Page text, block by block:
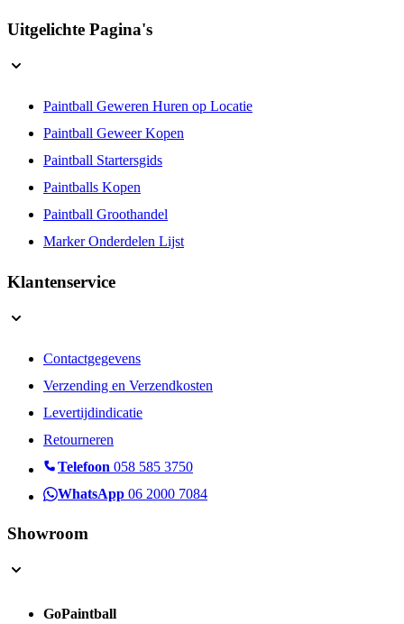
Uitgelichte Pagina's
Paintball Geweren Huren op Locatie
Paintball Geweer Kopen
Paintball Startersgids
Paintballs Kopen
Paintball Groothandel
Marker Onderdelen Lijst
Klantenservice
Contactgegevens
Verzending en Verzendkosten
Levertijdindicatie
Retourneren
Telefoon 058 585 3750
WhatsApp 06 2000 7084
Showroom
GoPaintball